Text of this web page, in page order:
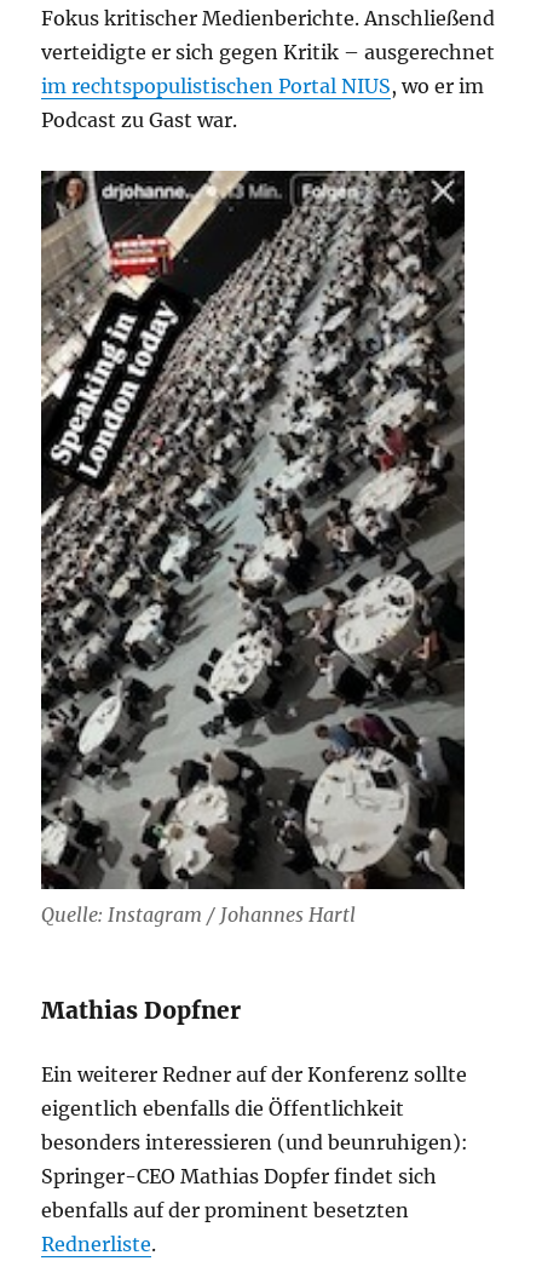
Fokus kritischer Medienberichte. Anschließend
verteidigte er sich gegen Kritik – ausgerechnet
im rechtspopulistischen Portal NIUS, wo er im
Podcast zu Gast war.
Quelle: Instagram / Johannes Hartl
Mathias Dopfner
Ein weiterer Redner auf der Konferenz sollte
eigentlich ebenfalls die Öffentlichkeit
besonders interessieren (und beunruhigen):
Springer-CEO Mathias Dopfer findet sich
ebenfalls auf der prominent besetzten
Rednerliste.